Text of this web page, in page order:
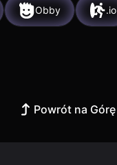
Obby .io
Powrót na Górę